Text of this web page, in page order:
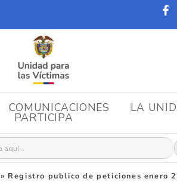
COMUNICACIONES LA
PARTICIPA
» Registro publico de peticiones enero